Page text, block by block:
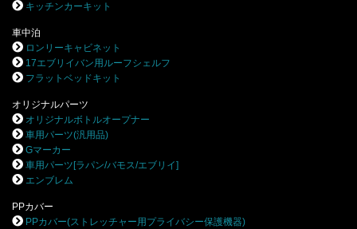
キッチンカーキット
車中泊
ロンリーキャビネット
17エブリイバン用ルーフシェルフ
フラットベッドキット
オリジナルパーツ
オリジナルボトルオープナー
車用パーツ(汎用品)
Gマーカー
車用パーツ[ラパン/バモス/エブリイ]
エンブレム
PPカバー
PPカバー(ストレッチャー用プライバシー保護機器)